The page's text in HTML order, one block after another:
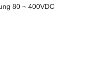
80 ~ 400VDC